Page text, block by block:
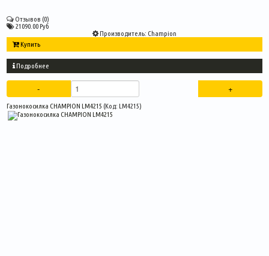
Отзывов (0)
21090.00 Руб
Производитель: Champion
Купить
Подробнее
Газонокосилка CHAMPION LM4215 (Код:LM4215)